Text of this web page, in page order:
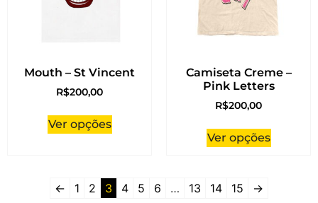
Mouth – St Vincent
R$200,00
Ver opções
Camiseta Creme –
Pink Letters
R$200,00
Ver opções
← 1 2 3 4 5 6 … 13 14 15 →